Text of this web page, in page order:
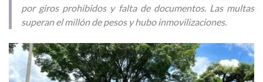
por giros prohibidos y falta de documentos. Las multas
superan el millón de pesos y hubo inmovilizaciones.